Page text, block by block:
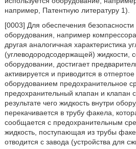
например, Патентную литературу 1).
[0003] Для обеспечения безопасности
оборудования, например
другая аналогичная характеристика
(углеводородсодержащей) жидкости,
оборудовании, достигает
активируется и приводится в
оборудованием предохранительное
предохранительный клапан и клапан
результате чего жидкость внутри
перекачивается в трубу факела,
сообщается с предохранительным
жидкость, поступающая из трубы
отводится с завода (устройства для